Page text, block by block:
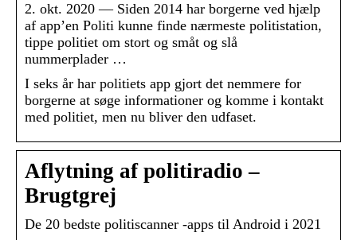
2. okt. 2020 — Siden 2014 har borgerne ved hjælp
af app’en Politi kunne finde nærmeste politistation,
tippe politiet om stort og småt og slå
nummerplader …
I seks år har politiets app gjort det nemmere for
borgerne at søge informationer og komme i kontakt
med politiet, men nu bliver den udfaset.
Aflytning af politiradio –
Brugtgrej
De 20 bedste politiscanner -apps til Android i 2021